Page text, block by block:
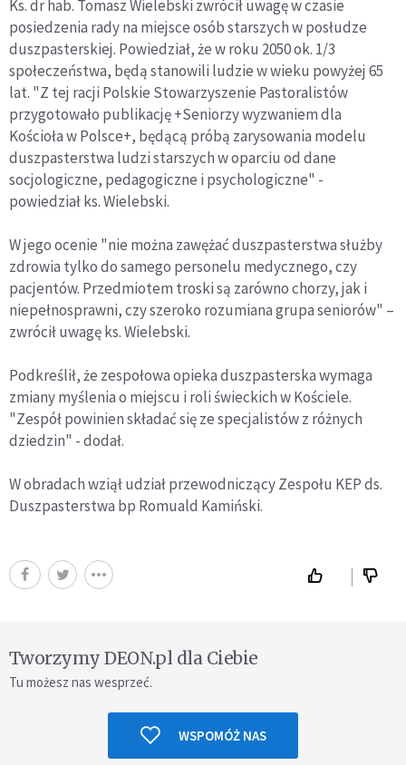
Ks. dr hab. Tomasz Wielebski zwrócił uwagę w czasie
posiedzenia rady na miejsce osób starszych w posłudze
duszpasterskiej. Powiedział, że w roku 2050 ok. 1/3
społeczeństwa, będą stanowili ludzie w wieku powyżej 65
lat. "Z tej racji Polskie Stowarzyszenie Pastoralistów
przygotowało publikację +Seniorzy wyzwaniem dla
Kościoła w Polsce+, będącą próbą zarysowania modelu
duszpasterstwa ludzi starszych w oparciu od dane
socjologiczne, pedagogiczne i psychologiczne" -
powiedział ks. Wielebski.
W jego ocenie "nie można zawężać duszpasterstwa służby
zdrowia tylko do samego personelu medycznego, czy
pacjentów. Przedmiotem troski są zarówno chorzy, jak i
niepełnosprawni, czy szeroko rozumiana grupa seniorów" –
zwrócił uwagę ks. Wielebski.
Podkreślił, że zespołowa opieka duszpasterska wymaga
zmiany myślenia o miejscu i roli świeckich w Kościele.
"Zespół powinien składać się ze specjalistów z różnych
dziedzin" - dodał.
W obradach wziął udział przewodniczący Zespołu KEP ds.
Duszpasterstwa bp Romuald Kamiński.
Tworzymy DEON.pl dla Ciebie
Tu możesz nas wesprzeć.
WSPOMÓŻ NAS